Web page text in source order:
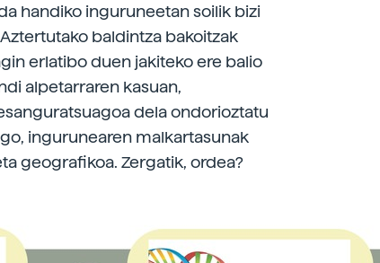
handiko inguruneetan soilik bizi
baldintza bakoitzak
erlatibo duen jakiteko ere balio
alpetarraren kasuan,
dela ondorioztatu
ingurunearen malkartasunak
geografikoa. Zergatik, ordea?